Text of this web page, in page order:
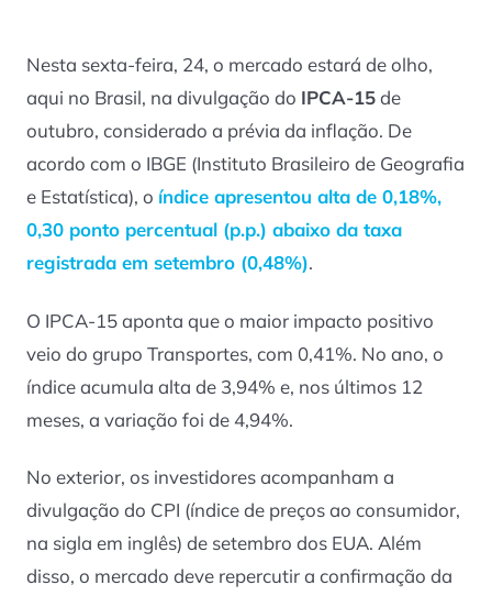
Nesta sexta-feira, 24, o mercado estará de olho,
aqui no Brasil, na divulgação do IPCA-15de
outubro, considerado a prévia da inflação. De
acordo com o IBGE (Instituto Brasileiro de Geografia
e Estatística), o índice apresentou alta de 0,18%,
0,30 ponto percentual (p.p.) abaixo da taxa
registrada em setembro (0,48%).
O IPCA-15 aponta que o maior impacto positivo
veio do grupo Transportes, com 0,41%. No ano, o
índice acumula alta de 3,94% e, nos últimos 12
meses, a variação foi de 4,94%.
No exterior, os investidores acompanham a
divulgação do CPI (índice de preços ao consumidor,
na sigla em inglês) de setembro dos EUA. Além
disso, o mercado deve repercutir a confirmação da